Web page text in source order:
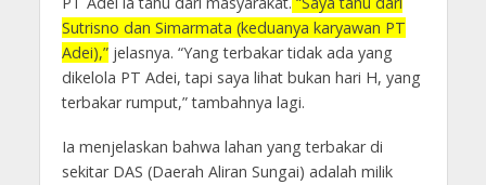
Sutrisno dan Simarmata (keduanya karyawan PT
Adei),”jelasnya. “Yang terbakar tidak ada yang
dikelola PT Adei, tapi saya lihat bukan hari H, yang
terbakar rumput,” tambahnya lagi.
Ia menjelaskan bahwa lahan yang terbakar di
sekitar DAS (Daerah Aliran Sungai) adalah milik